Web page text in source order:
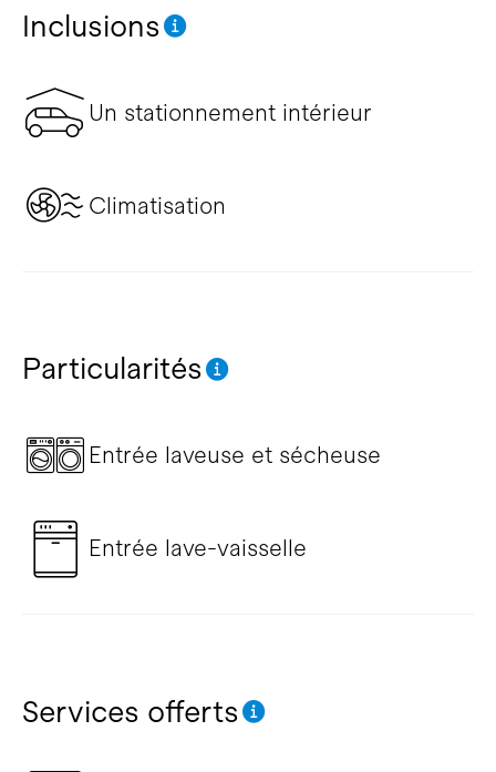
Inclusions
Un stationnement intérieur
Climatisation
Particularités
Entrée laveuse et sécheuse
Entrée lave-vaisselle
Services offerts